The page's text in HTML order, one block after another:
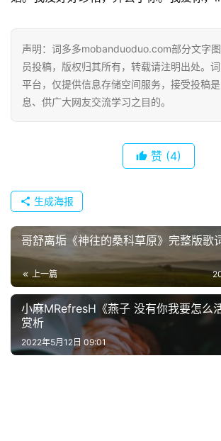
好
词
好
句
经
典
歌
词
声明：词多多mobanduoduo.com部分文字
员投稿，版权归其所有，转载请注明出处。
平台，仅提供信息存储空间服务，接受投稿
息、供广大网友交流学习之目的。
赞 (4)
生成海报
哥舒离垢《神往的桑科草原》完整版歌
上一篇
小麻MRefresH《燕子 没有你我要怎么
赏析
2022年5月12日 09:01